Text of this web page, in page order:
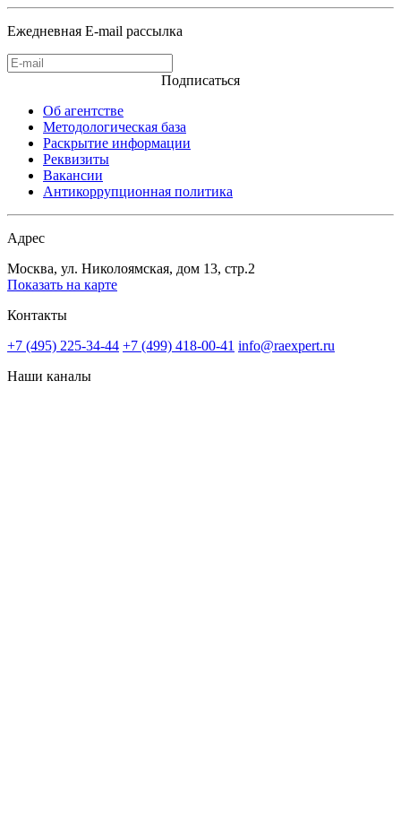
Ежедневная E-mail рассылка
Подписаться
Об агентстве
Методологическая база
Раскрытие информации
Реквизиты
Вакансии
Антикоррупционная политика
Адрес
Москва, ул. Николоямская, дом 13, стр.2
Показать на карте
Контакты
+7 (495) 225-34-44 +7 (499) 418-00-41 info@raexpert.ru
Наши каналы